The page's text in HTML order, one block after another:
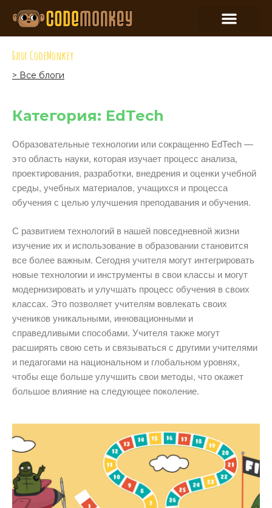
Блог CodeMonkey
> Все блоги
Категория: EdTech
Образовательные технологии или сокращенно EdTech —
это область науки, которая изучает процесс анализа,
проектирования, разработки, внедрения и оценки учебной
среды, учебных материалов, учащихся и процесса
обучения с целью улучшения преподавания и обучения.
С развитием технологий в нашей повседневной жизни
изучение их и использование в образовании становится
все более важным. Сегодня учителя могут интегрировать
новые технологии и инструменты в свои классы и могут
модернизировать и улучшать процесс обучения в своих
классах. Это позволяет учителям вовлекать своих
учеников уникальными, инновационными и
справедливыми способами. Учителя также могут
расширять свою сеть и связываться с другими учителями
и педагогами на национальном и глобальном уровнях,
чтобы еще больше улучшить свои методы, что окажет
большое влияние на следующее поколение.